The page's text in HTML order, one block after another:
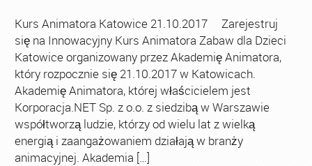
Kurs Animatora Katowice 21.10.2017 Zarejestruj
się na Innowacyjny Kurs Animatora Zabaw dla Dzieci
Katowice organizowany przez Akademię Animatora,
który rozpocznie się 21.10.2017 w Katowicach.
Akademię Animatora, której właścicielem jest
Korporacja.NET Sp. z o.o. z siedzibą w Warszawie
współtworzą ludzie, którzy od wielu lat z wielką
energią i zaangażowaniem działają w branży
animacyjnej. Akademia […]